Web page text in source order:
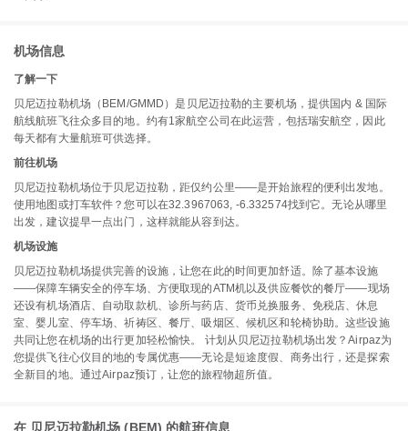
机场信息
了解一下
贝尼迈拉勒机场（BEM/GMMD）是贝尼迈拉勒的主要机场，提供国内 & 国际
航线航班飞往众多目的地。约有1家航空公司在此运营，包括瑞安航空，因此
每天都有大量航班可供选择。
前往机场
贝尼迈拉勒机场位于贝尼迈拉勒，距仅约公里——是开始旅程的便利出发地。
使用地图或打车软件？您可以在32.3967063, -6.332574找到它。无论从哪里
出发，建议提早一点出门，这样就能从容到达。
机场设施
贝尼迈拉勒机场提供完善的设施，让您在此的时间更加舒适。除了基本设施
——保障车辆安全的停车场、方便取现的ATM机以及供应餐饮的餐厅——现场
还设有机场酒店、自动取款机、诊所与药店、货币兑换服务、免税店、休息
室、婴儿室、停车场、祈祷区、餐厅、吸烟区、候机区和轮椅协助。这些设施
共同让您在机场的出行更加轻松愉快。 计划从贝尼迈拉勒机场出发？Airpaz为
您提供飞往心仪目的地的专属优惠——无论是短途度假、商务出行，还是探索
全新目的地。通过Airpaz预订，让您的旅程物超所值。
在 贝尼迈拉勒机场 (BEM) 的航班信息